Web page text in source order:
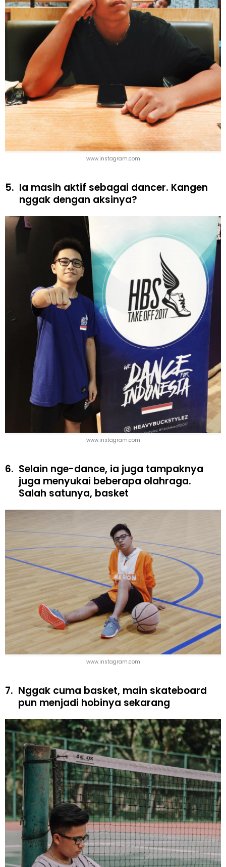
www.instagram.com
5. Ia masih aktif sebagai dancer. Kangen
nggak dengan aksinya?
www.instagram.com
6. Selain nge-dance, ia juga tampaknya
juga menyukai beberapa olahraga.
Salah satunya, basket
www.instagram.com
7. Nggak cuma basket, main skateboard
pun menjadi hobinya sekarang